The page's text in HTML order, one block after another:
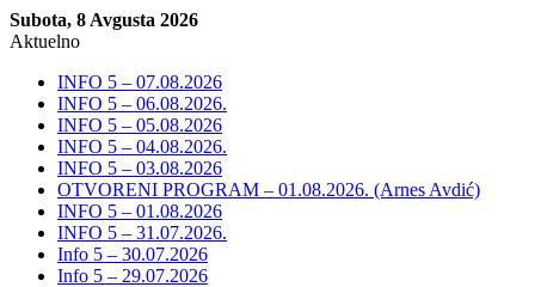
Subota, 8 Avgusta 2026
Aktuelno
INFO 5 – 07.08.2026
INFO 5 – 06.08.2026.
INFO 5 – 05.08.2026
INFO 5 – 04.08.2026.
INFO 5 – 03.08.2026
OTVORENI PROGRAM – 01.08.2026. (Arnes Avdić)
INFO 5 – 01.08.2026
INFO 5 – 31.07.2026.
Info 5 – 30.07.2026
Info 5 – 29.07.2026